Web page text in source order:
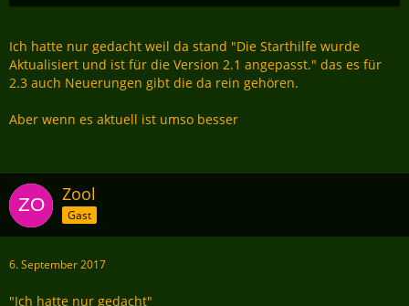
Ich hatte nur gedacht weil da stand "Die Starthilfe wurde
Aktualisiert und ist für die Version 2.1 angepasst." das es für
2.3 auch Neuerungen gibt die da rein gehören.
Aber wenn es aktuell ist umso besser
Zool
Gast
6. September 2017
"Ich hatte nur gedacht"